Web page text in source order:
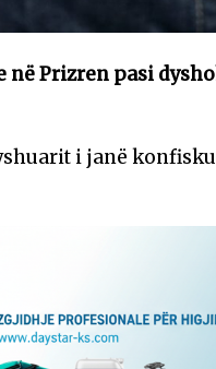
në Prizren pasi
i janë